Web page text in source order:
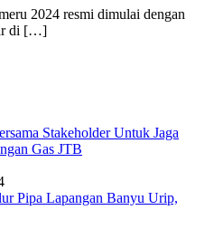
2024 resmi dimulai dengan
di […]
Stakeholder Untuk Jaga
Gas JTB
Pipa Lapangan Banyu Urip,